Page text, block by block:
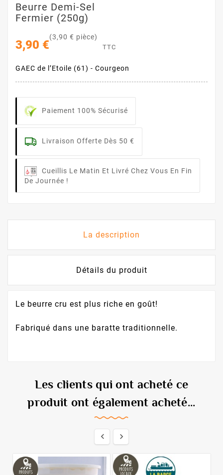
Beurre Demi-Sel
Fermier (250g)
3,90 €
(3,90 € pièce)
TTC
GAEC de l’Etoile (61) - Courgeon
Paiement 100% Sécurisé
Livraison Offerte Dès 50 €
Cueillis Le Matin Et Livré Chez Vous En Fin
De Journée !
La description
Détails du produit
Le beurre cru est plus riche en goût!
Fabriqué dans une baratte traditionnelle.
Les clients qui ont acheté ce
produit ont également acheté...
 